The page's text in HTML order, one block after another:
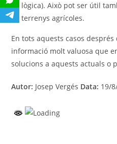
lògica). Això pot ser útil
terrenys agrícoles.
En tots aquests casos després
informació molt valuosa que
solucions a aquests actuals o
Autor: Josep Vergés Data: 19/